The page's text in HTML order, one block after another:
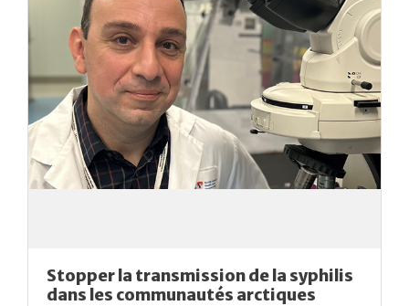
Stopper la transmission de la syphilis
dans les communautés arctiques